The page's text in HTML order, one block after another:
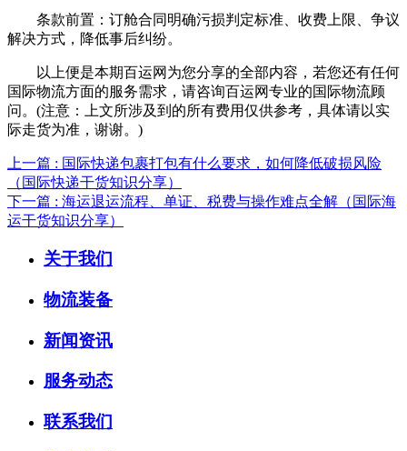
条款前置：订舱合同明确污损判定标准、收费上限、争议
解决方式，降低事后纠纷。
以上便是本期百运网为您分享的全部内容，若您还有任何
国际物流方面的服务需求，请咨询百运网专业的国际物流顾
问。(注意：上文所涉及到的所有费用仅供参考，具体请以实
际走货为准，谢谢。)
上一篇 : 国际快递包裹打包有什么要求，如何降低破损风险
（国际快递干货知识分享）
下一篇 : 海运退运流程、单证、税费与操作难点全解（国际海
运干货知识分享）
关于我们
物流装备
新闻资讯
服务动态
联系我们